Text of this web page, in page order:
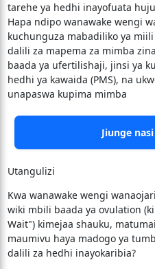
tarehe ya hedhi inayofuata
Hapa ndipo wanawake wengi
kuchunguza mabadiliko ya
dalili za mapema za mimba
baada ya ufertilishaji, jinsi ya
hedhi ya kawaida (PMS), na
unapaswa kupima mimba
Jiunge
Utangulizi
​Kwa wanawake wengi
wiki mbili baada ya ovulation
Wait") kimejaa shauku,
maumivu haya madogo ya
dalili za hedhi inayokaribia?